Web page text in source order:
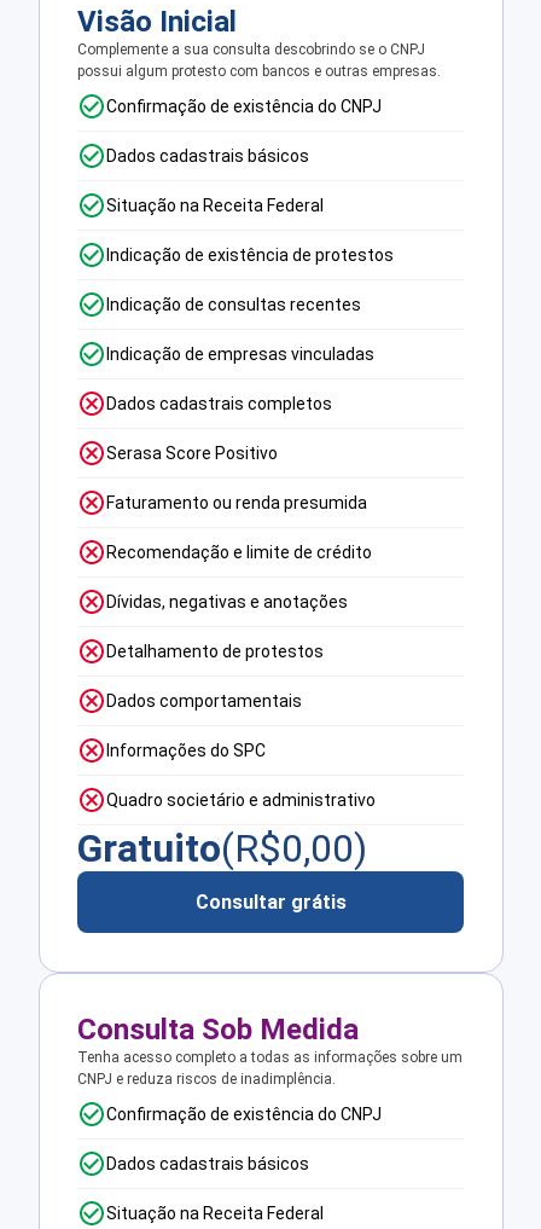
Visão Inicial
Complemente a sua consulta descobrindo se o CNPJ
possui algum protesto com bancos e outras empresas.
Confirmação de existência do CNPJ
Dados cadastrais básicos
Situação na Receita Federal
Indicação de existência de protestos
Indicação de consultas recentes
Indicação de empresas vinculadas
Dados cadastrais completos
Serasa Score Positivo
Faturamento ou renda presumida
Recomendação e limite de crédito
Dívidas, negativas e anotações
Detalhamento de protestos
Dados comportamentais
Informações do SPC
Quadro societário e administrativo
Gratuito(R$0,00)
Consultar grátis
Consulta Sob Medida
Tenha acesso completo a todas as informações sobre um
CNPJ e reduza riscos de inadimplência.
Confirmação de existência do CNPJ
Dados cadastrais básicos
Situação na Receita Federal